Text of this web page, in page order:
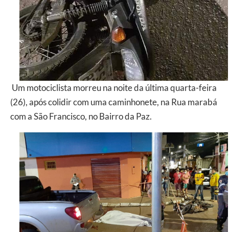
Um motociclista morreu na noite da última quarta-feira
(26), após colidir com uma caminhonete, na Rua marabá
com a São Francisco, no Bairro da Paz.